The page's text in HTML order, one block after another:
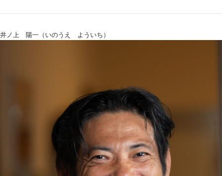
井ノ上 陽一（いのうえ よういち）